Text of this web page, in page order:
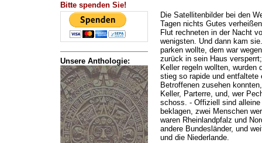
Bitte spenden Sie!
Unsere Anthologie:
Die Satellitenbilder bei den
Tagen nichts Gutes
Flut rechneten in der Nacht
wenigsten. Und dann kam
parken wollte, dem war
zurück in sein Haus
Keller regeln wollten, wurden
stieg so rapide und entfaltete
Betroffenen zusehen
Keller, Parterre, und, wer
schoss. - Offiziell sind
beklagen, zwei Menschen
waren Rheinlandpfalz und
andere Bundesländer, und
und die Niederlande.